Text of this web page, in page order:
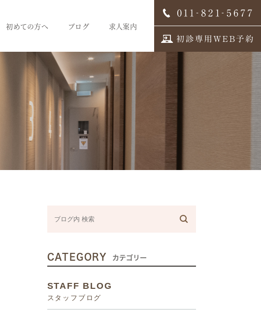
初めての方へ ブログ
スタッフブログ
求人案内
求人案内
歯科医師募集
歯科衛生士募集
歯科受付募集
デンタルコーディネーター
CATEGORY カテゴリー
STAFF BLOG
スタッフブログ